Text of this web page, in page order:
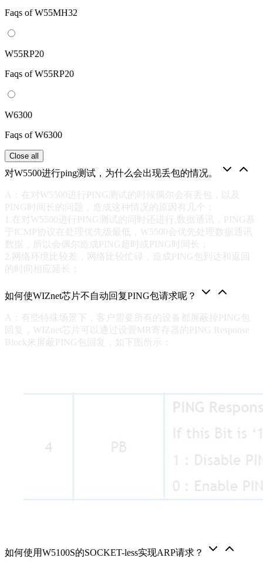
Faqs of W55MH32
W55RP20
Faqs of W55RP20
W6300
Faqs of W6300
Close all
对W5500进行ping测试，为什么会出现丢包的情况。
A：在对W5500进行PING测试的时候偶尔会有丢包，以及
PING时间长的问题，造成这种情况的原因有几个：
1.在对W5500进行PING测试的同时还进行,数据通讯，PING基
于ICMP协议在处理优先级最低，W5500会优先处理数据通讯
数据，所以会偶尔造成PING超时或PING时间长；
2.网络环境比较差，网络比较忙碌，造成PING包到达和返回
的时间相应延长；
如何使WIZnet芯片不自动回复PING包请求呢？
A：有些特殊场景下，客户需要所有的设备都屏蔽掉PING包
回复，WIZnet芯片可以通过设置MR寄存器的PING Response
Block来屏蔽PING包回复，如下图所示：
如何使用W5100S的SOCKET-less实现ARP请求？